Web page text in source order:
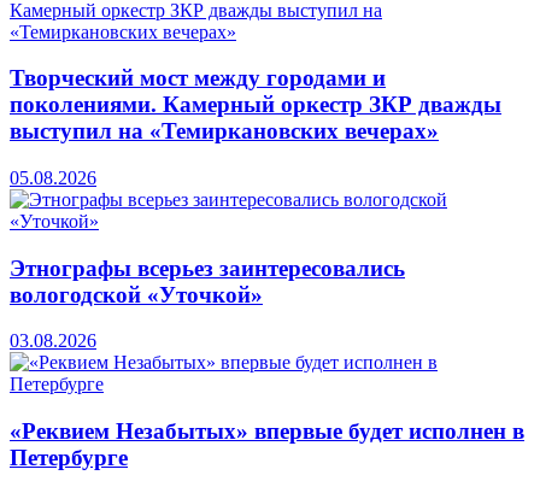
Творческий мост между городами и
поколениями. Камерный оркестр ЗКР дважды
выступил на «Темиркановских вечерах»
05.08.2026
Этнографы всерьез заинтересовались
вологодской «Уточкой»
03.08.2026
«Реквием Незабытых» впервые будет исполнен в
Петербурге